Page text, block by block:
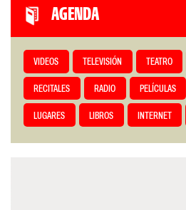
AGENDA
VIDEOS TELEVISIÓN TEATRO
RECITALES RADIO PELÍCULAS
LUGARES LIBROS INTERNET